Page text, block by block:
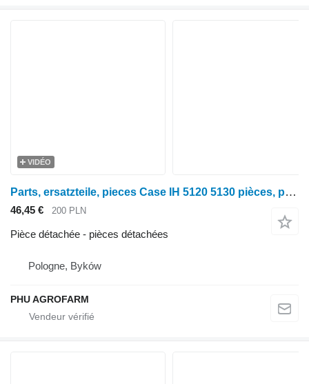
VIDÉO
Parts, ersatzteile, pieces Case IH 5120 5130 pièces, pièces détachées, pièces pour tracteur à roues Case IH 5120 5130
46,45 € 200 PLN
Pièce détachée - pièces détachées
Pologne, Byków
PHU AGROFARM